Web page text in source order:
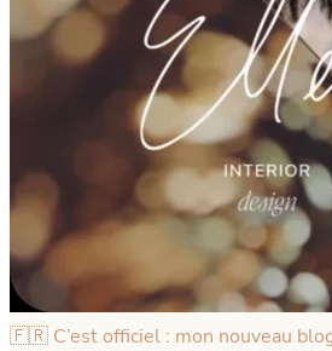
🇫🇷 C’est officiel : mon nouveau